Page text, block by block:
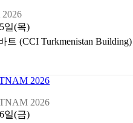
일(목)
(CCI Turkmenistan Building)
2026
2026
일(금)